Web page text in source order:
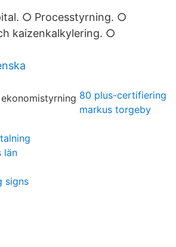
○ Processtyrning. ○
kaizenkalkylering. ○
80 plus-certifiering
markus torgeby
län
signs